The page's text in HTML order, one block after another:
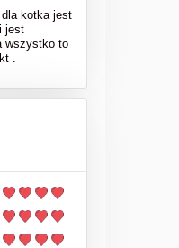
kotka jest
jest
wszystko to
.